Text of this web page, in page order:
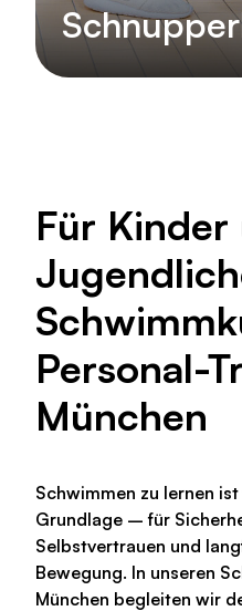
Für Kinder
Personal-
München
Schwimmen zu lernen
Grundlage – für
Selbstvertrauen und
Bewegung. In unseren
München begleiten wir